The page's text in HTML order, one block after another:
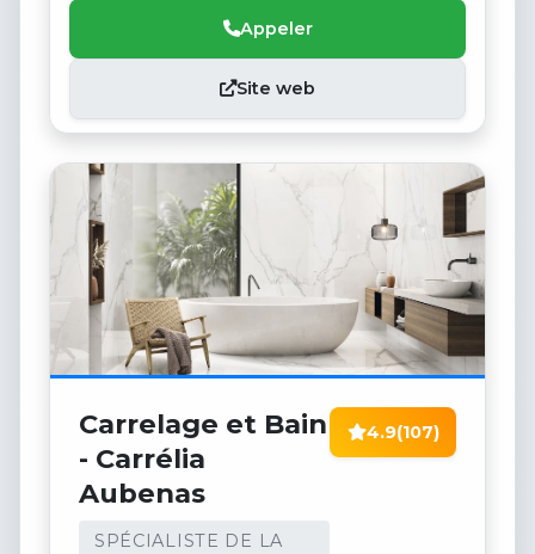
Appeler
Site web
Carrelage et Bain
- Carrélia
Aubenas
SPÉCIALISTE DE LA
4.9(107)